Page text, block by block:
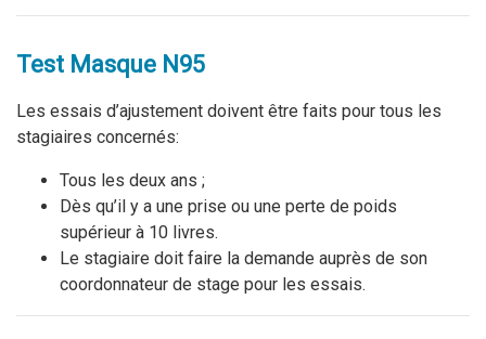
Test Masque N95
Les essais d’ajustement doivent être faits pour tous les
stagiaires concernés:
Tous les deux ans ;
Dès qu’il y a une prise ou une perte de poids
supérieur à 10 livres.
Le stagiaire doit faire la demande auprès de son
coordonnateur de stage pour les essais.